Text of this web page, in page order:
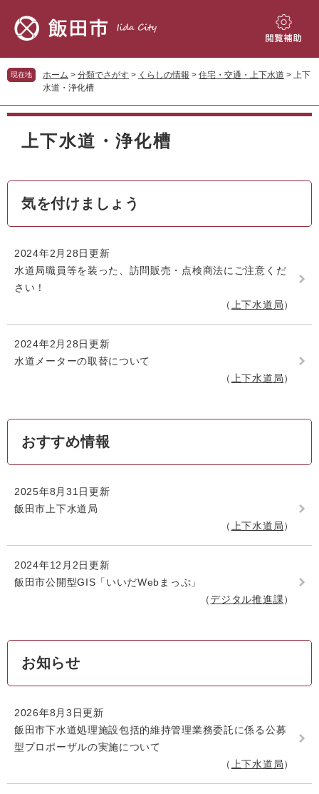
先
頭
す。
を
飛
し
閲
補
現在地 ホーム > 分類でさがす > くらしの情報 > 住宅・交通・上下水道 > 上下
水道・浄化槽
本
上下水道・浄化槽
気を付けましょう
2024年2月28日更新
水道局職員等を装った、訪問販売・点検商法にご注意くだ
さい！
上下水道局
2024年2月28日更新
水道メーターの取替について
上下水道局
おすすめ情報
2025年8月31日更新
飯田市上下水道局
上下水道局
2024年12月2日更新
飯田市公開型GIS「いいだWebまっぷ」
デジタル推進課
お知らせ
2026年8月3日更新
飯田市下水道処理施設包括的維持管理業務委託に係る公募
型プロポーザルの実施について
上下水道局